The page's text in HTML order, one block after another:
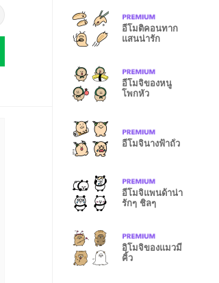
อีโมติคอนทาก
แสนน่ารัก
อีโมจิของหนู
โพกหัว
อีโมจินางฟ้าถั่ว
อีโมจิแพนด้าน่า
รักๆ ชิลๆ
อิโมจิของแมวมี
คิ้ว